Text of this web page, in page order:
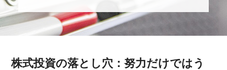
授業日程
生徒さんの声
講師ブログ
お知らせ
株式投資の落とし穴：努力だけではう